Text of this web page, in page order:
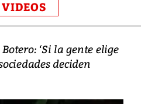
VIDEOS
‘Si la gente elige
deciden